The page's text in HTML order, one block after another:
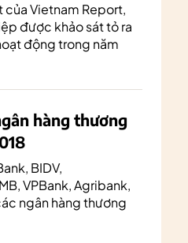
của Vietnam Report,
được khảo sát tỏ ra
động trong năm
hàng thương
BIDV,
VPBank, Agribank,
ngân hàng thương